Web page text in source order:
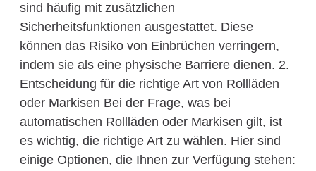
sind häufig mit zusätzlichen
Sicherheitsfunktionen ausgestattet. Diese
können das Risiko von Einbrüchen verringern,
indem sie als eine physische Barriere dienen. 2.
Entscheidung für die richtige Art von Rollläden
oder Markisen Bei der Frage, was bei
automatischen Rollläden oder Markisen gilt, ist
es wichtig, die richtige Art zu wählen. Hier sind
einige Optionen, die Ihnen zur Verfügung stehen: